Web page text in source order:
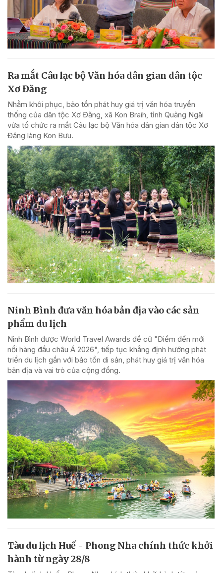
Ra mắt Câu lạc bộ Văn hóa dân gian dân tộc
Xơ Đăng
Nhằm khôi phục, bảo tồn phát huy giá trị văn hóa truyền
thống của dân tộc Xơ Đăng, xã Kon Braih, tỉnh Quảng Ngãi
vừa tổ chức ra mắt Câu lạc bộ Văn hóa dân gian dân tộc Xơ
Đăng làng Kon Bưu.
Ninh Bình đưa văn hóa bản địa vào các sản
phẩm du lịch
Ninh Bình được World Travel Awards đề cử "Điểm đến mới
nổi hàng đầu châu Á 2026", tiếp tục khẳng định hướng phát
triển du lịch gắn với bảo tồn di sản, phát huy giá trị văn hóa
bản địa và vai trò của cộng đồng.
Tàu du lịch Huế - Phong Nha chính thức khởi
hành từ ngày 28/8